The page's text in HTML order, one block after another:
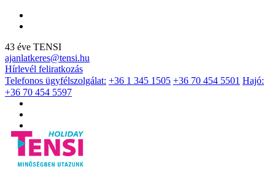
43 éve TENSI
ajanlatkeres@tensi.hu
Hírlevél feliratkozás
Telefonos ügyfélszolgálat: +36 1 345 1505 +36 70 454 5501 Hajó:
+36 70 454 5597